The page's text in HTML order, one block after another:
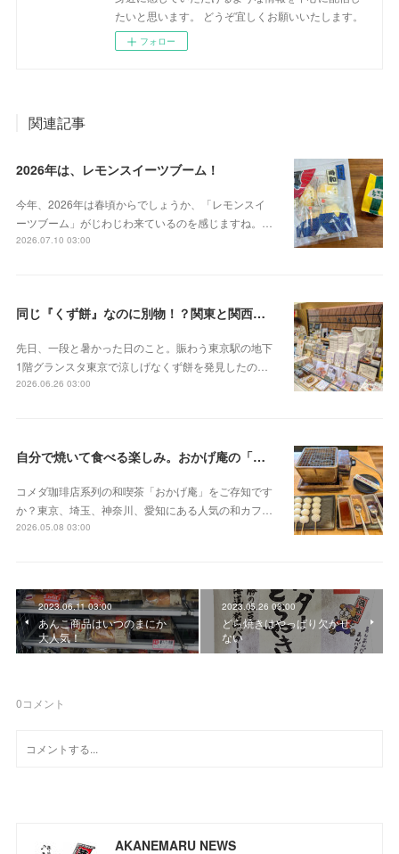
たいと思います。 どうぞ宜しくお願いいたします。
フォロー
関連記事
2026年は、レモンスイーツブーム！
今年、2026年は春頃からでしょうか、「レモンスイ
ーツブーム」がじわじわ来ているのを感じますね。…
2026.07.10 03:00
同じ『くず餅』なのに別物！？関東と関西の意外な違い
先日、一段と暑かった日のこと。賑わう東京駅の地下
1階グランスタ東京で涼しげなくず餅を発見したの…
2026.06.26 03:00
自分で焼いて食べる楽しみ。おかげ庵の「だんご三昧」
コメダ珈琲店系列の和喫茶「おかげ庵」をご存知です
か？東京、埼玉、神奈川、愛知にある人気の和カフ…
2026.05.08 03:00
2023.06.11 03:00
あんこ商品はいつのまにか
大人気！
2023.05.26 03:00
どら焼きはやっぱり欠かせ
ない
0コメント
AKANEMARU NEWS